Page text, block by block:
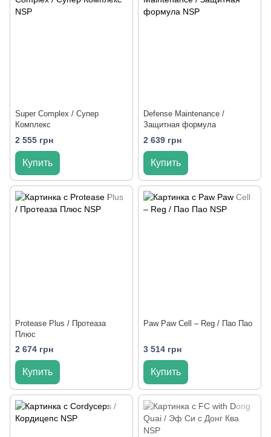
Super Complex / Супер
Комплекс
2 555 грн
Купить
Defense Maintenance /
Защитная формула
2 639 грн
Купить
Protease Plus / Протеаза
Плюс
2 674 грн
Купить
Paw Paw Cell – Reg / Пао Пао
3 514 грн
Купить